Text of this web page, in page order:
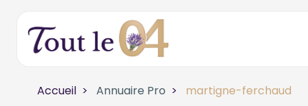
Accueil Annuaire Pro martigne-ferchaud